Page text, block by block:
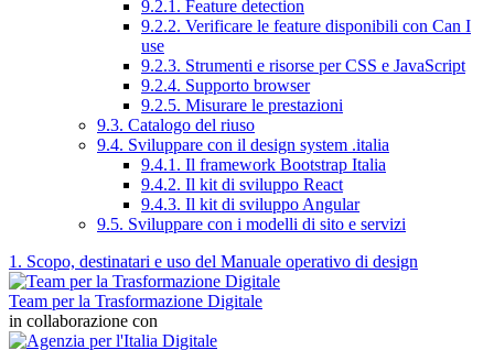
9.2.1. Feature detection
9.2.2. Verificare le feature disponibili con Can I
use
9.2.3. Strumenti e risorse per CSS e JavaScript
9.2.4. Supporto browser
9.2.5. Misurare le prestazioni
9.3. Catalogo del riuso
9.4. Sviluppare con il design system .italia
9.4.1. Il framework Bootstrap Italia
9.4.2. Il kit di sviluppo React
9.4.3. Il kit di sviluppo Angular
9.5. Sviluppare con i modelli di sito e servizi
1. Scopo, destinatari e uso del Manuale operativo di design
Team per la Trasformazione Digitale
in collaborazione con